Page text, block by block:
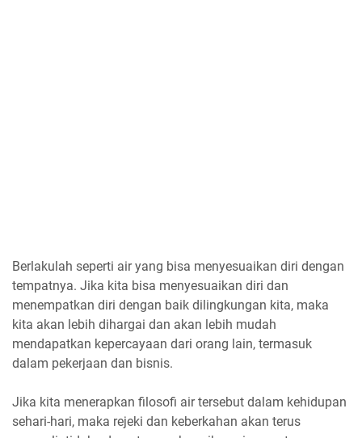
Berlakulah seperti air yang bisa menyesuaikan diri dengan
tempatnya. Jika kita bisa menyesuaikan diri dan
menempatkan diri dengan baik dilingkungan kita, maka
kita akan lebih dihargai dan akan lebih mudah
mendapatkan kepercayaan dari orang lain, termasuk
dalam pekerjaan dan bisnis.
Jika kita menerapkan filosofi air tersebut dalam kehidupan
sehari-hari, maka rejeki dan keberkahan akan terus